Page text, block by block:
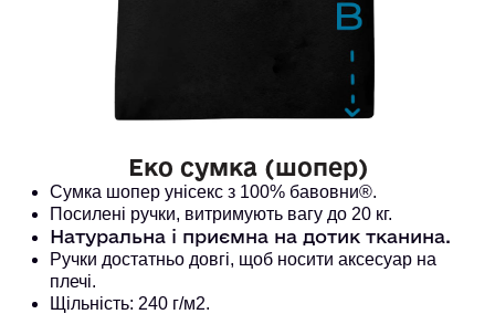
Еко сумка (шопер)
Сумка шопер унісекс з 100% бавовни®.
Посилені ручки, витримують вагу до 20 кг.
Натуральна і приємна на дотик тканина.
Ручки достатньо довгі, щоб носити аксесуар на
плечі.
Щільність: 240 г/м2.